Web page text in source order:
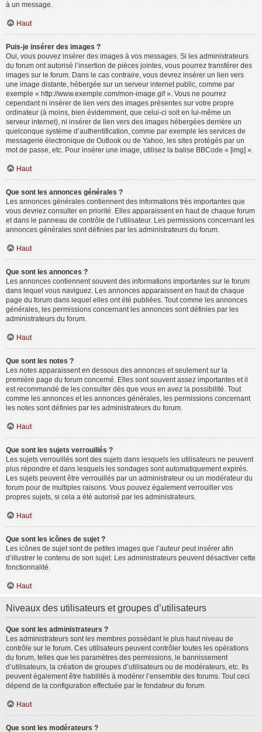
à un message.
Haut
Puis-je insérer des images ?
Oui, vous pouvez insérer des images à vos messages. Si les administrateurs
du forum ont autorisé l’insertion de pièces jointes, vous pourrez transférer des
images sur le forum. Dans le cas contraire, vous devrez insérer un lien vers
une image distante, hébergée sur un serveur internet public, comme par
exemple « http://www.exemple.com/mon-image.gif ». Vous ne pourrez
cependant ni insérer de lien vers des images présentes sur votre propre
ordinateur (à moins, bien évidemment, que celui-ci soit en lui-même un
serveur internet), ni insérer de lien vers des images hébergées derrière un
quelconque système d’authentification, comme par exemple les services de
messagerie électronique de Outlook ou de Yahoo, les sites protégés par un
mot de passe, etc. Pour insérer une image, utilisez la balise BBCode « [img] ».
Haut
Que sont les annonces générales ?
Les annonces générales contiennent des informations très importantes que
vous devriez consulter en priorité. Elles apparaissent en haut de chaque forum
et dans le panneau de contrôle de l’utilisateur. Les permissions concernant les
annonces générales sont définies par les administrateurs du forum.
Haut
Que sont les annonces ?
Les annonces contiennent souvent des informations importantes sur le forum
dans lequel vous naviguez. Les annonces apparaissent en haut de chaque
page du forum dans lequel elles ont été publiées. Tout comme les annonces
générales, les permissions concernant les annonces sont définies par les
administrateurs du forum.
Haut
Que sont les notes ?
Les notes apparaissent en dessous des annonces et seulement sur la
première page du forum concerné. Elles sont souvent assez importantes et il
est recommandé de les consulter dès que vous en avez la possibilité. Tout
comme les annonces et les annonces générales, les permissions concernant
les notes sont définies par les administrateurs du forum.
Haut
Que sont les sujets verrouillés ?
Les sujets verrouillés sont des sujets dans lesquels les utilisateurs ne peuvent
plus répondre et dans lesquels les sondages sont automatiquement expirés.
Les sujets peuvent être verrouillés par un administrateur ou un modérateur du
forum pour de multiples raisons. Vous pouvez également verrouiller vos
propres sujets, si cela a été autorisé par les administrateurs.
Haut
Que sont les icônes de sujet ?
Les icônes de sujet sont de petites images que l’auteur peut insérer afin
d’illustrer le contenu de son sujet. Les administrateurs peuvent désactiver cette
fonctionnalité.
Haut
Niveaux des utilisateurs et groupes d’utilisateurs
Que sont les administrateurs ?
Les administrateurs sont les membres possédant le plus haut niveau de
contrôle sur le forum. Ces utilisateurs peuvent contrôler toutes les opérations
du forum, telles que les paramètres des permissions, le bannissement
d’utilisateurs, la création de groupes d’utilisateurs ou de modérateurs, etc. Ils
peuvent également être habilités à modérer l’ensemble des forums. Tout ceci
dépend de la configuration effectuée par le fondateur du forum.
Haut
Que sont les modérateurs ?